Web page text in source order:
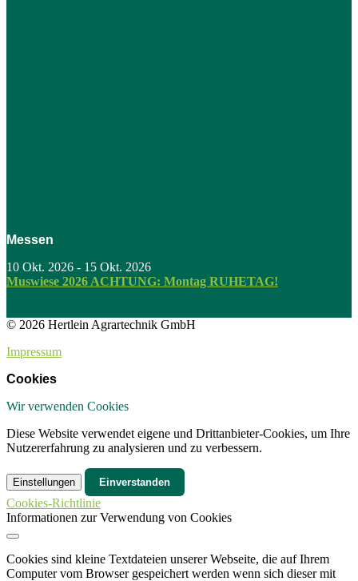
Messen
10 Okt. 2026 - 15 Okt. 2026
Muswiese 2026 ACHTUNG: Montag RUHETAG!
© 2026 Hertlein Agrartechnik GmbH
Impressum
Cookies
Wir verwenden Cookies
Diese Website verwendet eigene und Drittanbieter-Cookies, um Ihre
Nutzererfahrung zu analysieren und zu verbessern.
Einstellungen Einverstanden
Cookies-Richtlinie
Informationen zur Verwendung von Cookies
Cookies sind kleine Textdateien unserer Webseite, die auf Ihrem
Computer vom Browser gespeichert werden wenn sich dieser mit